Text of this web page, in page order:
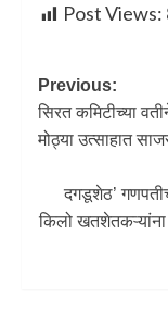
Post Views:
Previous:
सिरत कमिटीच्या
मोठ्या उत्साहात
दगडूशेठ’
किलो